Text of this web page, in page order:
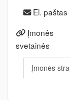
El. paštas
Įmonės
svetainės
Įmonės